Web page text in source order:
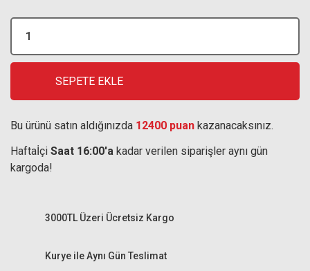
SEPETE EKLE
Bu ürünü satın aldığınızda 12400 puan kazanacaksınız.
Haftaİçi Saat 16:00'a kadar verilen siparişler aynı gün
kargoda!
Kurye ile Aynı Gün Teslimat
3000TL Üzeri Ücretsiz Kargo